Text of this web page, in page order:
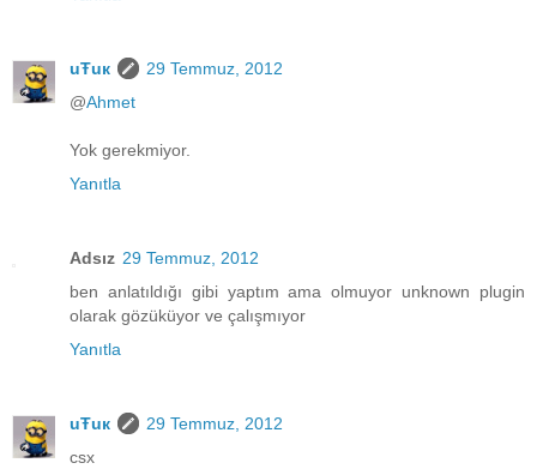
uŦuк
29 Temmuz, 2012
@Ahmet
Yok gerekmiyor.
Yanıtla
Adsız 29 Temmuz, 2012
ben anlatıldığı gibi yaptım ama olmuyor unknown plugin
olarak gözüküyor ve çalışmıyor
Yanıtla
uŦuк
29 Temmuz, 2012
csx